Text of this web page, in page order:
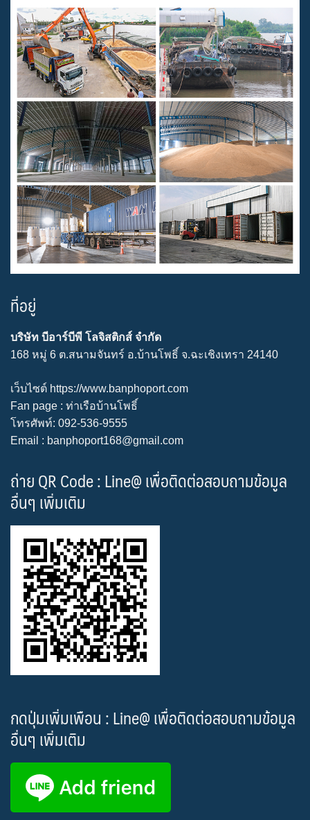
ที่อยู่
บริษัท บีอาร์บีพี โลจิสติกส์ จำกัด
168 หมู่ 6 ต.สนามจันทร์ อ.บ้านโพธิ์ จ.ฉะเชิงเทรา 24140
เว็บไซต์ https://www.banphoport.com
Fan page : ท่าเรือบ้านโพธิ์
โทรศัพท์: 092-536-9555
Email : banphoport168@gmail.com
ถ่าย QR Code : Line@ เพื่อติดต่อสอบถามข้อมูล
อื่นๆ เพิ่มเติม
กดปุ่มเพิ่มเพือน : Line@ เพื่อติดต่อสอบถามข้อมูล
อื่นๆ เพิ่มเติม